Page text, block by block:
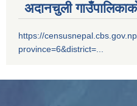
अदानचुली
https://
province=6&district=...